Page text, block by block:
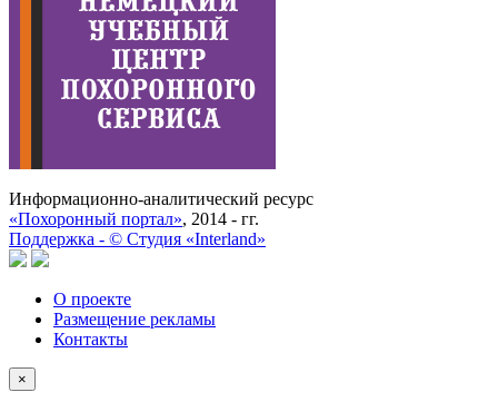
Информационно-аналитический ресурс
«Похоронный портал», 2014 - гг.
Поддержка - © Cтудия «Interland»
О проекте
Размещение рекламы
Контакты
×